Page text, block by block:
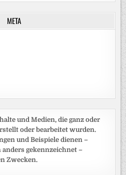
META
und Medien, die ganz oder
oder bearbeitet wurden.
und Beispiele dienen –
gekennzeichnet –
Zwecken.